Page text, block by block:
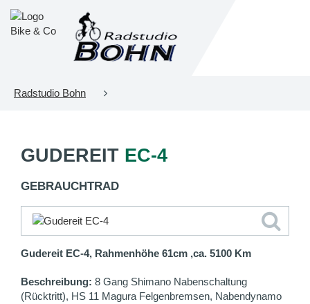
Radstudio Bohn
GUDEREIT EC-4
GEBRAUCHTRAD
Gudereit EC-4, Rahmenhöhe 61cm ,ca. 5100 Km
Beschreibung: 8 Gang Shimano Nabenschaltung
(Rücktritt), HS 11 Magura Felgenbremsen, Nabendynamo